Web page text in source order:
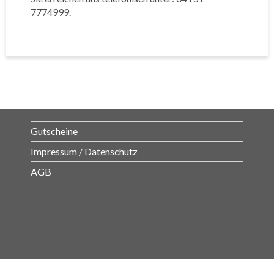
7774999.
Gutscheine
Impressum / Datenschutz
AGB